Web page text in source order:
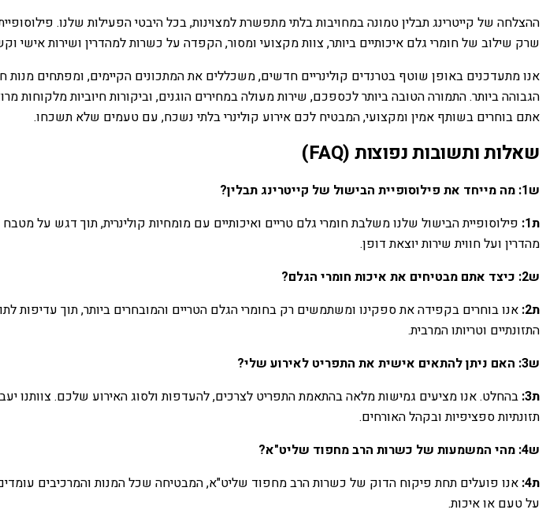
ההצלחה של קייטרינג תבלין טמונה במחויבות בלתי מתפשרת למצוינות, בכל היבטי הפעילות שלנו.
שרק שילוב של חומרי גלם איכותיים ביותר, צוות מקצועי ומסור, הקפדה על כשרות למהדרין ושירות אישי
אנו מתעדכנים באופן שוטף בטרנדים קולינריים חדשים, משכללים את המתכונים הקיימים, ומפתחים
הגבוהה ביותר. התמורה הטובה ביותר לכספכם, שירות מעולה במחירים הוגנים, וביקורות חיוביות מלקוחות
אתם בוחרים בשותף אמין ומקצועי, המבטיח לכם אירוע קולינרי בלתי נשכח, עם טעמים שלא תשכחו.
שאלות ותשובות נפוצות (FAQ)
ש1: מה מייחד את פילוסופיית הבישול של קייטרינג תבלין?
ת1:
פילוסופיית הבישול שלנו משלבת חומרי גלם טריים ואיכותיים עם מומחיות קולינרית, תוך דגש על
מהדרין ועל חווית שירות יוצאת דופן.
ש2: כיצד אתם מבטיחים את איכות חומרי הגלם?
ת2:
אנו בוחרים בקפידה את ספקינו ומשתמשים רק בחומרי הגלם הטריים והמובחרים ביותר, תוך עדיפות
התזונתיים וטריותו המרבית.
ש3: האם ניתן להתאים אישית את התפריט לאירוע שלי?
ת3:
בהחלט. אנו מציעים גמישות מלאה בהתאמת התפריט לצרכים, להעדפות ולסוג האירוע שלכם. צוותנו
תזונתיות ספציפיות ובקהל האורחים.
ש4: מהי המשמעות של כשרות הרב מחפוד שליט"א?
ת4:
אנו פועלים תחת פיקוח הדוק של כשרות הרב מחפוד שליט"א, המבטיחה שכל המנות והמרכיבים
על טעם או איכות.